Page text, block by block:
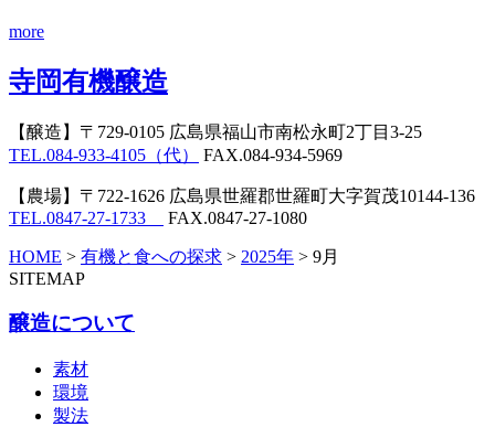
more
寺岡有機醸造
【醸造】 〒729-0105 広島県福山市南松永町2丁目3-25
TEL.084-933-4105（代）
FAX.084-934-5969
【農場】 〒722-1626 広島県世羅郡世羅町大字賀茂10144-136
TEL.0847-27-1733
FAX.0847-27-1080
HOME > 有機と食への探求 > 2025年 > 9月
SITEMAP
醸造について
素材
環境
製法